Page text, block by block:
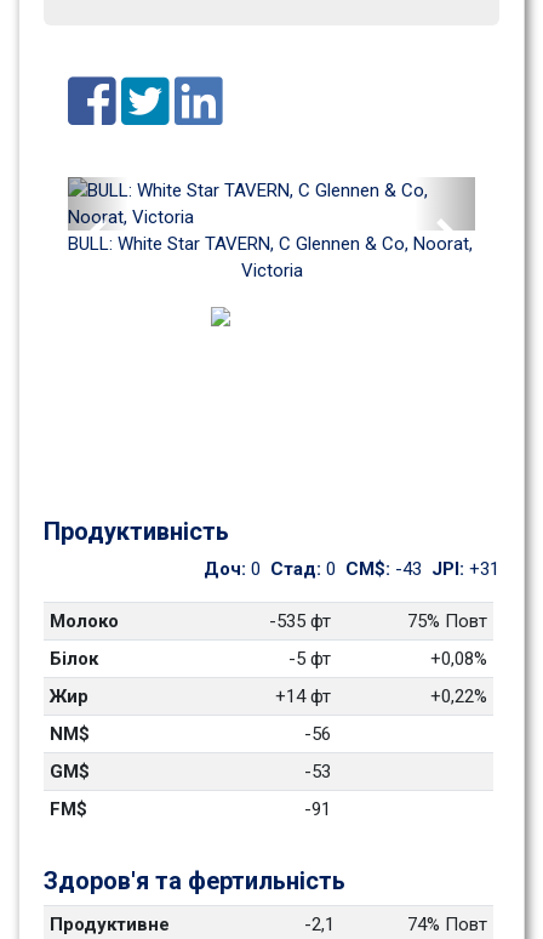
BULL: White Star TAVERN, C Glennen & Co, Noorat,
Victoria
Previous Next
Продуктивність
Доч: 0 Стад: 0 CM$: -43 JPI: +31
Молоко -535 фт
75% Повт
Білок
-5 фт
+0,08%
Жир
+14 фт
+0,22%
NM$
-56
GM$
-53
FM$
-91
Здоров'я та фертильність
Продуктивне
-2,1 74% Повт